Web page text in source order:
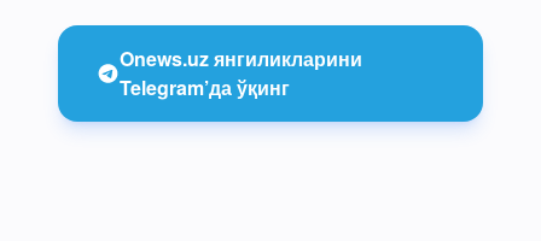
Onews.uz янгиликларини
Telegram’да ўқинг